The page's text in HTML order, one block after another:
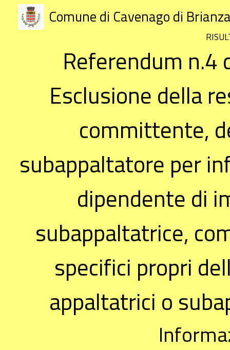
Comune di Cavenago di
Referendum n.4
Esclusione della
committente,
subappaltatore per
dipendente di
subappaltatrice,
specifici propri
appaltatrici o